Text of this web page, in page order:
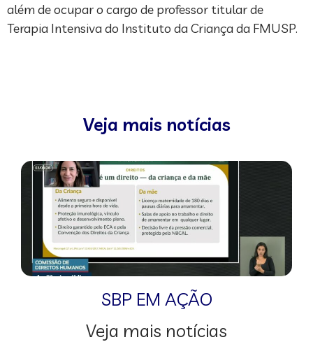
além de ocupar o cargo de professor titular de
Terapia Intensiva do Instituto da Criança da FMUSP.
Veja mais notícias
SBP EM AÇÃO
Veja mais notícias